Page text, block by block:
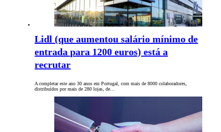
Lidl (que aumentou salário mínimo de
entrada para 1200 euros) está a
recrutar
A completar este ano 30 anos em Portugal, com mais de 8000 colaboradores,
distribuídos por mais de 280 lojas, de…